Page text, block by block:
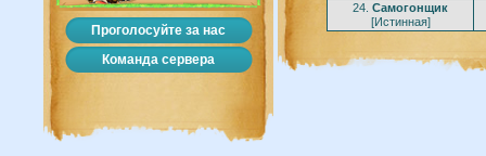
24. Самогонщик
[Истинная]
Проголосуйте за нас
Команда сервера